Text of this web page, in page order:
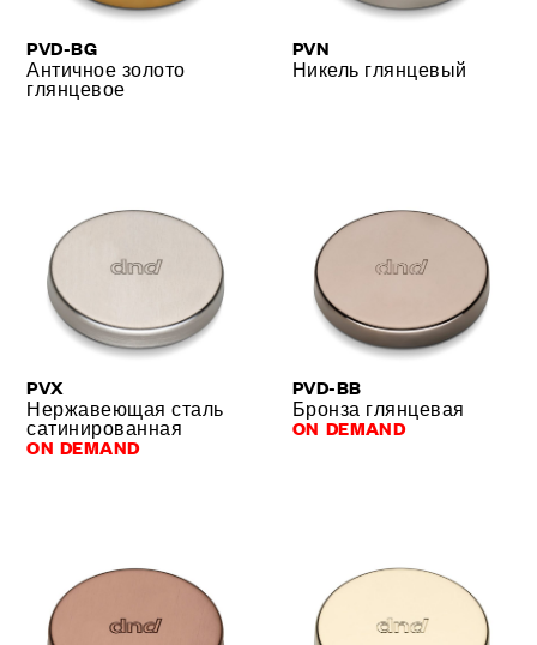
PVD-BG
Античное золото
глянцевое
PVN
Никель глянцевый
PVX
Нержавеющая сталь
сатинированная
ON DEMAND
PVD-BB
Бронза глянцевая
ON DEMAND